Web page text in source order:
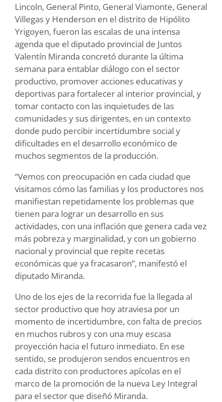
Lincoln, General Pinto, General Viamonte, General
Villegas y Henderson en el distrito de Hipólito
Yrigoyen, fueron las escalas de una intensa
agenda que el diputado provincial de Juntos
Valentín Miranda concretó durante la última
semana para entablar diálogo con el sector
productivo, promover acciones educativas y
deportivas para fortalecer al interior provincial, y
tomar contacto con las inquietudes de las
comunidades y sus dirigentes, en un contexto
donde pudo percibir incertidumbre social y
dificultades en el desarrollo económico de
muchos segmentos de la producción.
“Vemos con preocupación en cada ciudad que
visitamos cómo las familias y los productores nos
manifiestan repetidamente los problemas que
tienen para lograr un desarrollo en sus
actividades, con una inflación que genera cada vez
más pobreza y marginalidad, y con un gobierno
nacional y provincial que repite recetas
económicas que ya fracasaron”, manifestó el
diputado Miranda.
Uno de los ejes de la recorrida fue la llegada al
sector productivo que hoy atraviesa por un
momento de incertidumbre, con falta de precios
en muchos rubros y con una muy escasa
proyección hacia el futuro inmediato. En ese
sentido, se produjeron sendos encuentros en
cada distrito con productores apícolas en el
marco de la promoción de la nueva Ley Integral
para el sector que diseñó Miranda.